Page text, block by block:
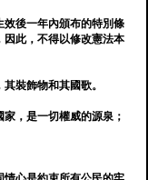
後一年內頒布的特別條
此，不得以修改憲法本
裝飾物和其國歌。
，是一切權威的源泉；